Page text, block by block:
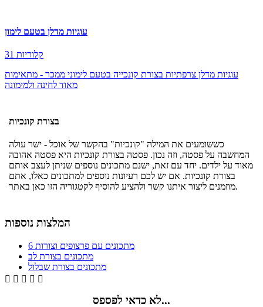
עוגיות מדלן בטעם לימון
31 קלוריות
עוגיות מדלן צרפתיות בצורת קונכייה בטעם לימוני ממכר - מתאימות
מאוד לחינה ולמימונה
בצורת קונכיות
כששומעים את המילה "קונכיות" בהקשר של אוכל - ישר עולה
המחשבה על פסטה, וזה נכון. פסטה בצורת קונכיות היא פסטה אהובה
מאוד על ילדים. יחד עם זאת, ישנם מתכונים נוספים שניתן לעצב אותם
בצורת קונכיות. אם יש לכם רעיונות נוספים למתכונים כאלו, אתם
מוזמנים ליצור איתנו קשר ולהציע להוסיף לקטגוריה הזו כאן באתר.
המלצות נוספות
6 מתכונים עם פרצופים וצורות
מתכונים בצורת לב
מתכונים בצורת שבלול
    
לא כדאי לפספס...